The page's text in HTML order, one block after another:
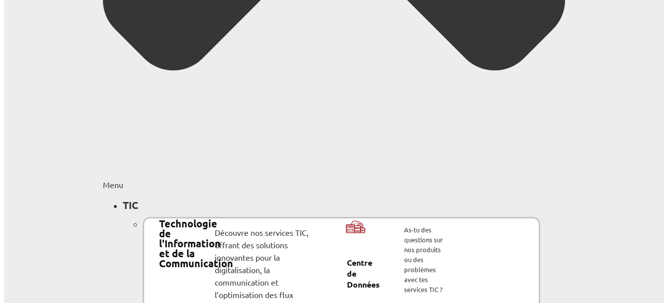
Menu
TIC
Technologie
de
l'Information
et de la
Communication
Découvre nos services TIC,
offrant des solutions
innovantes pour la
digitalisation, la
communication et
l’optimisation des flux
Centre
de
Données
As-tu des
questions sur
nos produits
ou des
problèmes
avec tes
services TIC ?